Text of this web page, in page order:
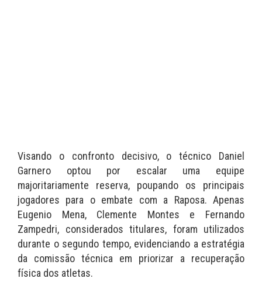
Visando o confronto decisivo, o técnico Daniel
Garnero optou por escalar uma equipe
majoritariamente reserva, poupando os principais
jogadores para o embate com a Raposa. Apenas
Eugenio Mena, Clemente Montes e Fernando
Zampedri, considerados titulares, foram utilizados
durante o segundo tempo, evidenciando a estratégia
da comissão técnica em priorizar a recuperação
física dos atletas.